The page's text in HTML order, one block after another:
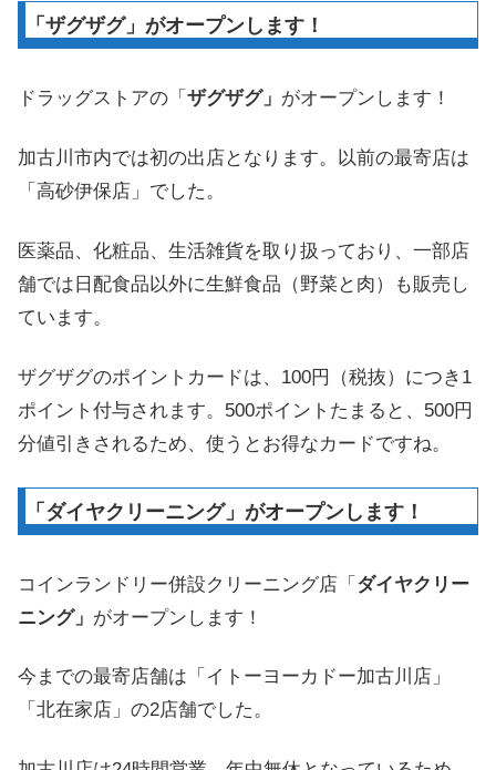
「ザグザグ」がオープンします！
ドラッグストアの「 ザグザグ」 がオープンします！
加古川市内では初の出店となります。以前の最寄店は
「高砂伊保店」でした。
医薬品、化粧品、生活雑貨を取り扱っており、一部店
舗では日配食品以外に生鮮食品（野菜と肉）も販売し
ています。
ザグザグのポイントカードは、100円（税抜）につき1
ポイント付与されます。500ポイントたまると、500円
分値引きされるため、使うとお得なカードですね。
「ダイヤクリーニング」がオープンします！
コインランドリー併設クリーニング店「 ダイヤクリー
ニング」 がオープンします！
今までの最寄店舗は「イトーヨーカドー加古川店」
「北在家店」の2店舗でした。